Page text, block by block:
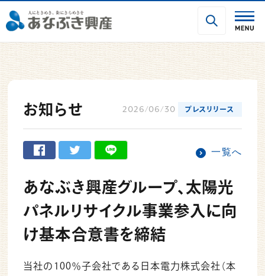
お知らせ 2026/06/30 プレスリリース
一覧へ
あなぶき興産グループ、太陽光
パネルリサイクル事業参入に向
け基本合意書を締結
当社の100％子会社である日本電力株式会社（本